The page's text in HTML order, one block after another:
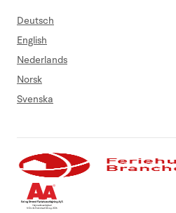
Deutsch
English
Nederlands
Norsk
Svenska